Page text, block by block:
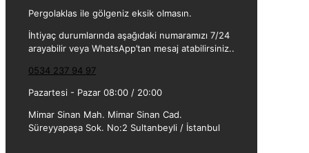
Pergolaklas ile gölgeniz eksik olmasın.
İhtiyaç durumlarında aşağıdaki numaramızı 7/24
arayabilir veya WhatsApp’tan mesaj atabilirsiniz..
0534 237 94 97
Pazartesi - Pazar 08:00 / 20:00
Mimar Sinan Mah. Mimar Sinan Cad.
Süreyyapaşa Sok. No:2 Sultanbeyli / İstanbul